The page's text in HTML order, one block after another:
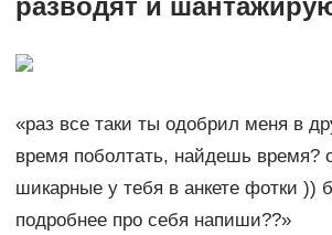
разводят и
«раз все таки ты одобрил меня в
время поболтать, найдешь время?
шикарные у тебя в анкете фотки ))
подробнее про себя напиши??»